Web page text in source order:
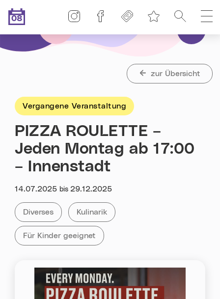
Heute ist der
08
Suche
Freikarten
Linz-Termine auf Facebook
Linz-Termine auf Instagram
zur Übersicht
Vergangene Veranstaltung
PIZZA ROULETTE –
Jeden Montag ab 17:00
– Innenstadt
Datum:
14.07.2025 bis 29.12.2025
Kategorie:
Alle Veranstaltungen der Kategorie
Diverses Tag:Alle Veranstaltungen mit dem Tag
Kulinarik
Alle Veranstaltungen mit „Für Kinder geeignet„
Für Kinder geeignet